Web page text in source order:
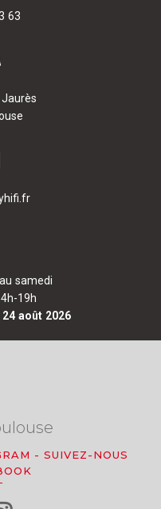
63
samedi
19h
août 2026
- SUIVEZ-NOUS